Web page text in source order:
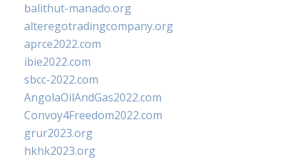
balithut-manado.org
alteregotradingcompany.org
aprce2022.com
ibie2022.com
sbcc-2022.com
AngolaOilAndGas2022.com
Convoy4Freedom2022.com
grur2023.org
hkhk2023.org